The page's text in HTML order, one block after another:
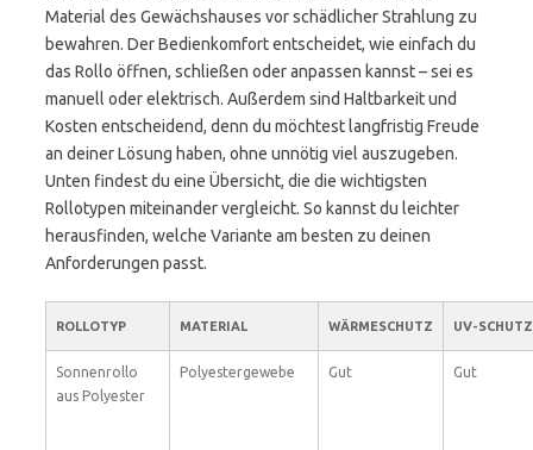
Material des Gewächshauses vor schädlicher Strahlung zu
bewahren. Der Bedienkomfort entscheidet, wie einfach du
das Rollo öffnen, schließen oder anpassen kannst – sei es
manuell oder elektrisch. Außerdem sind Haltbarkeit und
Kosten entscheidend, denn du möchtest langfristig Freude
an deiner Lösung haben, ohne unnötig viel auszugeben.
Unten findest du eine Übersicht, die die wichtigsten
Rollotypen miteinander vergleicht. So kannst du leichter
herausfinden, welche Variante am besten zu deinen
Anforderungen passt.
ROLLOTYP MATERIAL WÄRMESCHUTZ UV-SCHUTZ
Sonnenrollo
aus Polyester
Polyestergewebe Gut Gut